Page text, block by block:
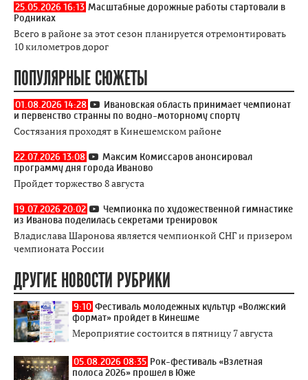
25.05.2026 16:13 Масштабные дорожные работы стартовали в
Родниках
Всего в районе за этот сезон планируется отремонтировать
10 километров дорог
ПОПУЛЯРНЫЕ СЮЖЕТЫ
01.08.2026 14:28
Ивановская область принимает чемпионат
и первенство странны по водно-моторному спорту
Состязания проходят в Кинешемском районе
22.07.2026 13:08
Максим Комиссаров анонсировал
программу дня города Иваново
Пройдет торжество 8 августа
19.07.2026 20:02
Чемпионка по художественной гимнастике
из Иванова поделилась секретами тренировок
Владислава Шаронова является чемпионкой СНГ и призером
чемпионата России
ДРУГИЕ НОВОСТИ РУБРИКИ
9:10 Фестиваль молодежных культур «Волжский
формат» пройдет в Кинешме
Мероприятие состоится в пятницу 7 августа
05.08.2026 08:35 Рок-фестиваль «Взлетная
полоса 2026» прошел в Юже